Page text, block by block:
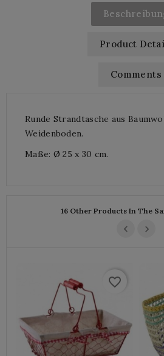
Product
Comments
Runde Strandtasche aus
Weidenboden.
Maße: Ø 25 x 30 cm.
16 Other Products In The
favorite_border